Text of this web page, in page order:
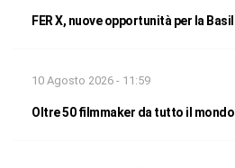
FER X, nuove opportunità per la
10 Agosto 2026 - 11:59
Oltre 50 filmmaker da tutto il mondo